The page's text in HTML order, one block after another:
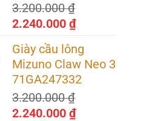
3.200.000₫
Giá
là:
3.200.000 ₫.
2.240.000₫Giá
tại
là:
2.240.000 ₫.
Giày cầu lông
Mizuno Claw Neo 3
71GA247332
3.200.000₫
Giá
2.240.000₫Giá